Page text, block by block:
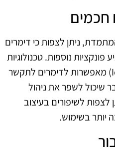
חכמים
ניתן לצפות כי דימרים
נוספות. טכנולוגיות
כמו אינטרנט של הדברים (IoT) מאפשרות לדימרים לתקשר
שיכול לשפר את ניהול
לצפות לשיפורים בעיצוב
יותר בשימוש.